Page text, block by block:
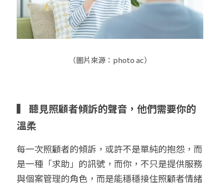
（圖片來源：photo ac）
▍ 聽見照顧者傾訴的聲音，他們需要你的
溫柔
每一次照顧者的傾訴，或許不是單純的抱怨，而
是一種「求助」的訊號，而你，不只是提供服務
與個案管理的角色，而是能穩穩接住照顧者情緒